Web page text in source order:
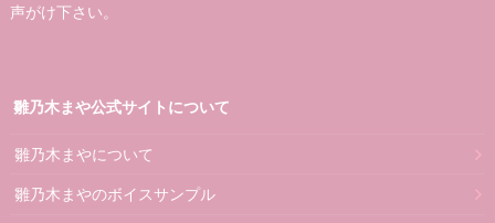
声がけ下さい。
雛乃木まや公式サイトについて
雛乃木まやについて
雛乃木まやのボイスサンプル